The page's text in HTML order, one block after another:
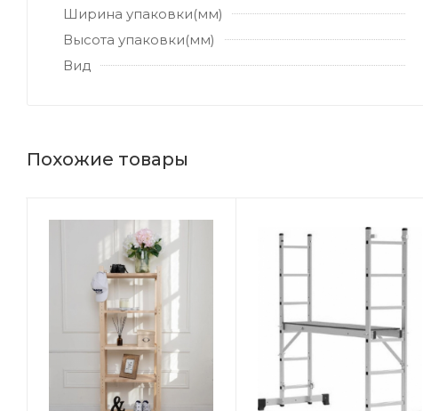
Ширина упаковки(мм)
Высота упаковки(мм)
Вид
Похожие товары